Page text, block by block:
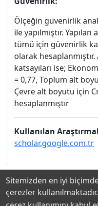
Ölçeğin güvenirlik
ile yapılmıştır.
tümü için güvenirlik
olarak
katsayıları ise;
= 0,77, Toplum alt
Çevre alt boyutu için
hesaplanmıştır
Kullanılan
scholar.google.com.tr
Hakkında
Sitemizden en iyi
çerezler